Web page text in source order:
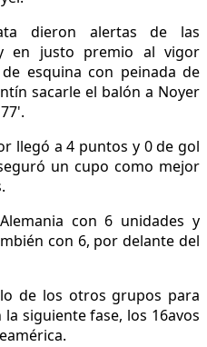
dieron alertas de las
en justo premio al vigor
esquina con peinada de
sacarle el balón a Noyer
llegó a 4 puntos y 0 de gol
un cupo como mejor
con 6 unidades y
con 6, por delante del
de los otros grupos para
siguiente fase, los 16avos